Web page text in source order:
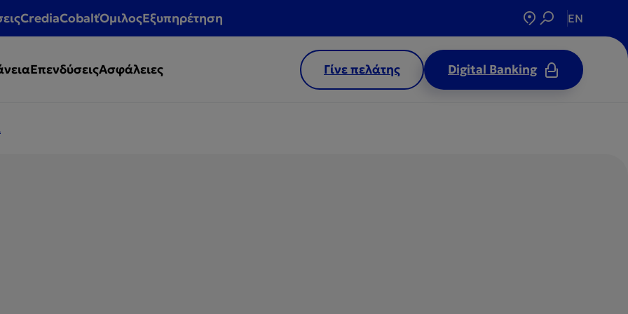
CrediaCobaltΌμιλοςΕξυπηρέτηση EN
ΕπενδύσειςΑσφάλειες Γίνε πελάτης Digital Banking